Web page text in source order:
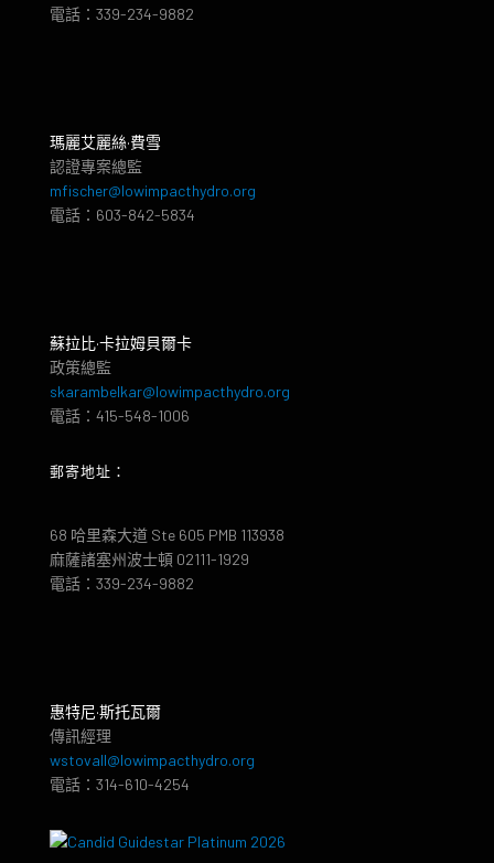
電話：339-234-9882
瑪麗艾麗絲·費雪
認證專案總監
mfischer@lowimpacthydro.org
電話：603-842-5834
蘇拉比·卡拉姆貝爾卡
政策總監
skarambelkar@lowimpacthydro.org
電話：415-548-1006
郵寄地址：
68 哈里森大道 Ste 605 PMB 113938
麻薩諸塞州波士頓 02111-1929
電話：339-234-9882
惠特尼·斯托瓦爾
傳訊經理
wstovall@lowimpacthydro.org
電話：314-610-4254